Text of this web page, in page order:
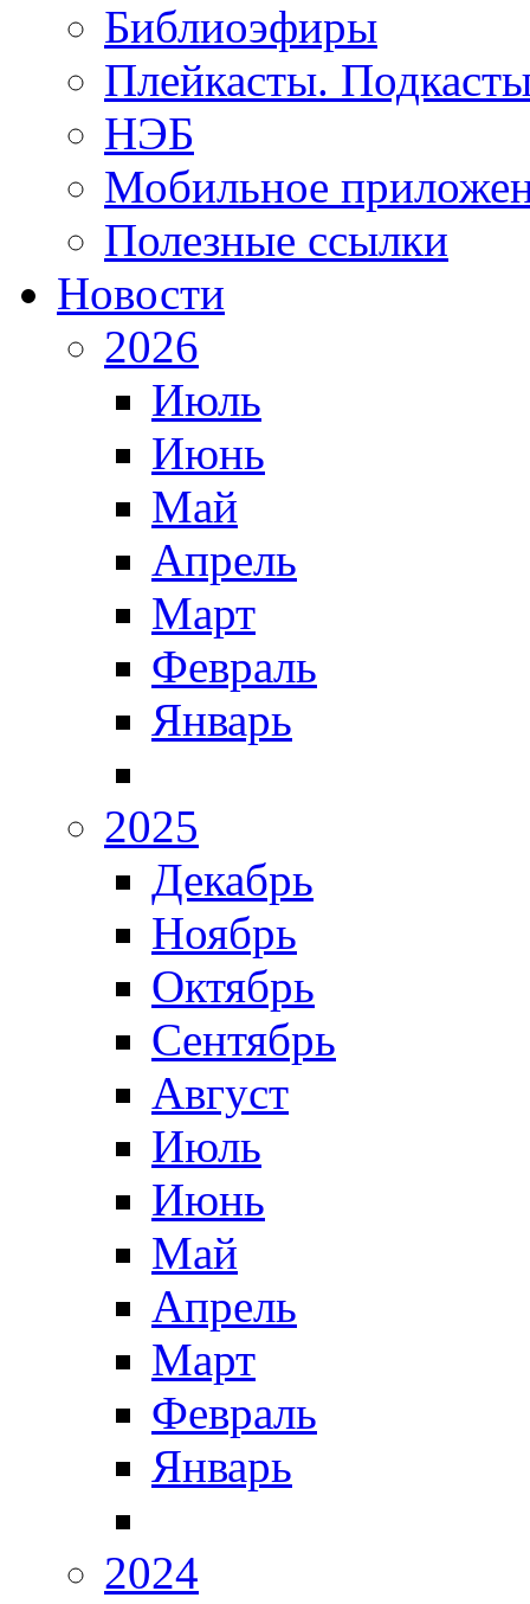
Библиоэфиры
Плейкасты.
НЭБ
Мобильное
Полезные ссылки
Новости
2026
Июль
Июнь
Май
Апрель
Март
Февраль
Январь
2025
Декабрь
Ноябрь
Октябрь
Сентябрь
Август
Июль
Июнь
Май
Апрель
Март
Февраль
Январь
2024